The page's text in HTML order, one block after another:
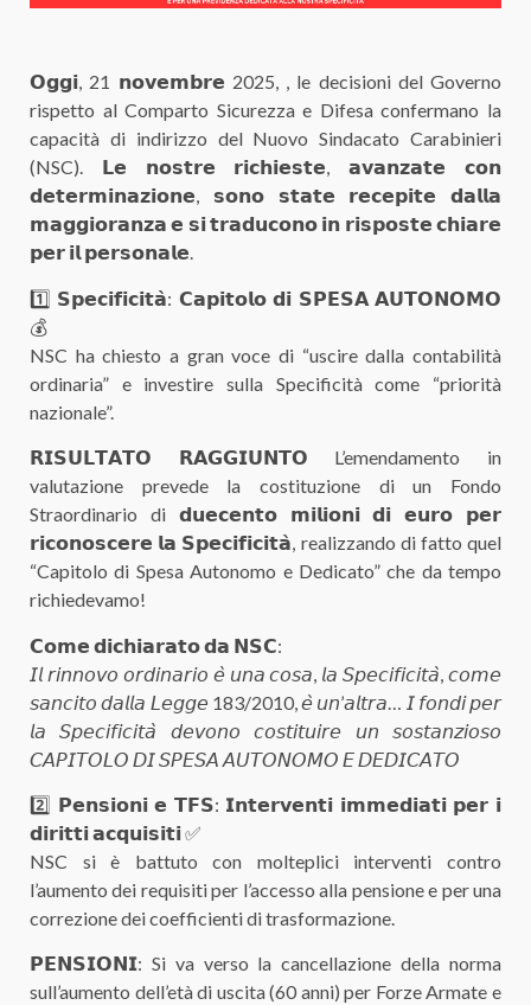
𝗢𝗴𝗴𝗶, 21 𝗻𝗼𝘃𝗲𝗺𝗯𝗿𝗲 2025, , le decisioni del Governo
rispetto al Comparto Sicurezza e Difesa confermano la
capacità di indirizzo del Nuovo Sindacato Carabinieri
(NSC). 𝗟𝗲 𝗻𝗼𝘀𝘁𝗿𝗲 𝗿𝗶𝗰𝗵𝗶𝗲𝘀𝘁𝗲, 𝗮𝘃𝗮𝗻𝘇𝗮𝘁𝗲 𝗰𝗼𝗻
𝗱𝗲𝘁𝗲𝗿𝗺𝗶𝗻𝗮𝘇𝗶𝗼𝗻𝗲, 𝘀𝗼𝗻𝗼 𝘀𝘁𝗮𝘁𝗲 𝗿𝗲𝗰𝗲𝗽𝗶𝘁𝗲 𝗱𝗮𝗹𝗹𝗮
𝗺𝗮𝗴𝗴𝗶𝗼𝗿𝗮𝗻𝘇𝗮 𝗲 𝘀𝗶 𝘁𝗿𝗮𝗱𝘂𝗰𝗼𝗻𝗼 𝗶𝗻 𝗿𝗶𝘀𝗽𝗼𝘀𝘁𝗲 𝗰𝗵𝗶𝗮𝗿𝗲
𝗽𝗲𝗿 𝗶𝗹 𝗽𝗲𝗿𝘀𝗼𝗻𝗮𝗹𝗲.
1️⃣ 𝗦𝗽𝗲𝗰𝗶𝗳𝗶𝗰𝗶𝘁𝗮̀: 𝗖𝗮𝗽𝗶𝘁𝗼𝗹𝗼 𝗱𝗶 𝗦𝗣𝗘𝗦𝗔 𝗔𝗨𝗧𝗢𝗡𝗢𝗠𝗢
💰
NSC ha chiesto a gran voce di “uscire dalla contabilità
ordinaria” e investire sulla Specificità come “priorità
nazionale”.
𝗥𝗜𝗦𝗨𝗟𝗧𝗔𝗧𝗢 𝗥𝗔𝗚𝗚𝗜𝗨𝗡𝗧𝗢 L’emendamento in
valutazione prevede la costituzione di un Fondo
Straordinario di 𝗱𝘂𝗲𝗰𝗲𝗻𝘁𝗼 𝗺𝗶𝗹𝗶𝗼𝗻𝗶 𝗱𝗶 𝗲𝘂𝗿𝗼 𝗽𝗲𝗿
𝗿𝗶𝗰𝗼𝗻𝗼𝘀𝗰𝗲𝗿𝗲 𝗹𝗮 𝗦𝗽𝗲𝗰𝗶𝗳𝗶𝗰𝗶𝘁𝗮̀, realizzando di fatto quel
“Capitolo di Spesa Autonomo e Dedicato” che da tempo
richiedevamo!
𝗖𝗼𝗺𝗲 𝗱𝗶𝗰𝗵𝗶𝗮𝗿𝗮𝘁𝗼 𝗱𝗮 𝗡𝗦𝗖:
𝘐𝘭 𝘳𝘪𝘯𝘯𝘰𝘷𝘰 𝘰𝘳𝘥𝘪𝘯𝘢𝘳𝘪𝘰 𝘦̀ 𝘶𝘯𝘢 𝘤𝘰𝘴𝘢, 𝘭𝘢 𝘚𝘱𝘦𝘤𝘪𝘧𝘪𝘤𝘪𝘵𝘢̀, 𝘤𝘰𝘮𝘦
𝘴𝘢𝘯𝘤𝘪𝘵𝘰 𝘥𝘢𝘭𝘭𝘢 𝘓𝘦𝘨𝘨𝘦 183/2010, 𝘦̀ 𝘶𝘯’𝘢𝘭𝘵𝘳𝘢… 𝘐 𝘧𝘰𝘯𝘥𝘪 𝘱𝘦𝘳
𝘭𝘢 𝘚𝘱𝘦𝘤𝘪𝘧𝘪𝘤𝘪𝘵𝘢̀ 𝘥𝘦𝘷𝘰𝘯𝘰 𝘤𝘰𝘴𝘵𝘪𝘵𝘶𝘪𝘳𝘦 𝘶𝘯 𝘴𝘰𝘴𝘵𝘢𝘯𝘻𝘪𝘰𝘴𝘰
𝘊𝘈𝘗𝘐𝘛𝘖𝘓𝘖 𝘋𝘐 𝘚𝘗𝘌𝘚𝘈 𝘈𝘜𝘛𝘖𝘕𝘖𝘔𝘖 𝘌 𝘋𝘌𝘋𝘐𝘊𝘈𝘛𝘖
2️⃣ 𝗣𝗲𝗻𝘀𝗶𝗼𝗻𝗶 𝗲 𝗧𝗙𝗦: 𝗜𝗻𝘁𝗲𝗿𝘃𝗲𝗻𝘁𝗶 𝗶𝗺𝗺𝗲𝗱𝗶𝗮𝘁𝗶 𝗽𝗲𝗿 𝗶
𝗱𝗶𝗿𝗶𝘁𝘁𝗶 𝗮𝗰𝗾𝘂𝗶𝘀𝗶𝘁𝗶 ✅
NSC si è battuto con molteplici interventi contro
l’aumento dei requisiti per l’accesso alla pensione e per una
correzione dei coefficienti di trasformazione.
𝗣𝗘𝗡𝗦𝗜𝗢𝗡𝗜: Si va verso la cancellazione della norma
sull’aumento dell’età di uscita (60 anni) per Forze Armate e